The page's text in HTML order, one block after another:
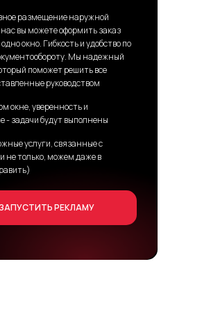
размещение наружной
вы можете оформить заказ
одно окно. Гибкость и удобство по
Мы надежный
поможет решить все
руководством
окне, уверенность и
- задачи будут выполнены
услуги, связанные с
не только, можем даже в
ЗАПУСТИТЬ РЕКЛАМУ